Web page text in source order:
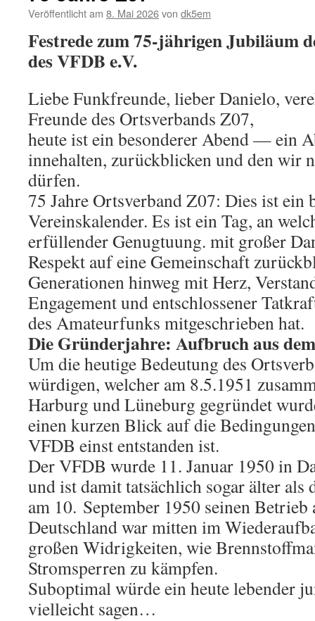
Veröffentlicht am 8. Mai 2026von dk5em
Festrede zum 75-jährigen Jubiläum
des VFDB e.V.
Liebe Funkfreunde, lieber Danielo,
Freunde des Ortsverbands Z07,
heute ist ein besonderer Abend — ein
innehalten, zurückblicken und den wir
dürfen.
75 Jahre Ortsverband Z07: Dies ist ein
Vereinskalender. Es ist ein Tag, an
erfüllender Genugtuung. mit großer
Respekt auf eine Gemeinschaft
Generationen hinweg mit Herz,
Engagement und entschlossener
des Amateurfunks mitgeschrieben hat.
Die Gründerjahre: Aufbruch aus
Um die heutige Bedeutung des
würdigen, welcher am 8.5.1951
Harburg und Lüneburg gegründet
einen kurzen Blick auf die
VFDB einst entstanden ist.
Der VFDB wurde 11. Januar 1950 in
und ist damit tatsächlich sogar älter als
am 10. September 1950 seinen Betrieb
Deutschland war mitten im
großen Widrigkeiten, wie
Stromsperren zu kämpfen.
Suboptimal würde ein heute lebender
vielleicht sagen…